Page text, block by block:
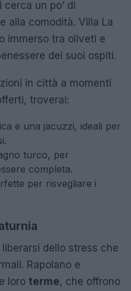
un po’ di
alla comodità. Villa La
immerso tra oliveti e
dei suoi ospiti.
in città a momenti
troverai:
e una jacuzzi, ideali per
turco, per
completa.
per risvegliare i
dello stress che
Rapolano e
loro terme, che offrono